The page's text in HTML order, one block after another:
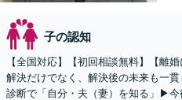
子の認知
【全国対応】【初回相談無料】【離
解決だけでなく、解決後の未来も一
診断で「自分・夫（妻）を知る」▶︎